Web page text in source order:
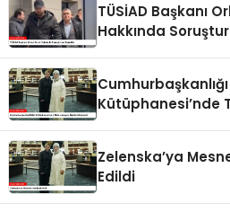
TÜSİAD Başkanı
Hakkında
Kütüphanesi’nde
Zelenska’ya
Edildi